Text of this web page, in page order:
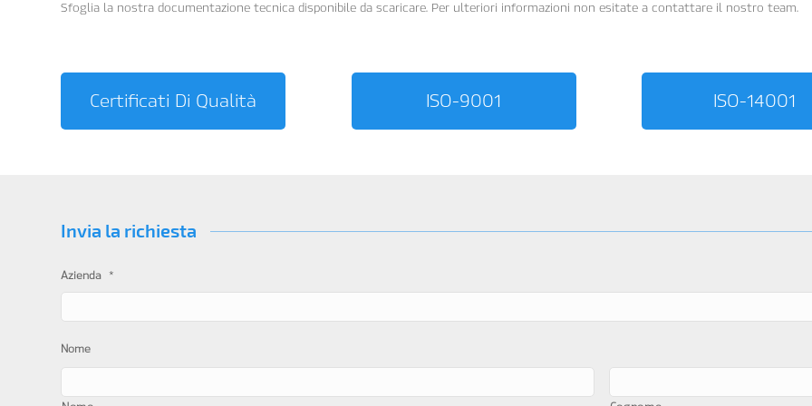
Sfoglia la nostra documentazione tecnica disponibile da scaricare. Per ulteriori informazioni non esitate a contattare il nostro team.
Certificati Di Qualità ISO-9001 ISO-14001
Invia la richiesta
Azienda *
Nome